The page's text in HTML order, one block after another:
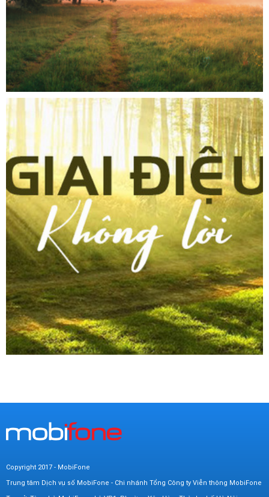
Copyright 2017 - MobiFone
Trung tâm Dịch vụ số MobiFone - Chi nhánh Tổng Công ty Viễn thông MobiFone